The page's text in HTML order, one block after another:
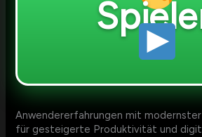
Anwendererfahrungen mit
für gesteigerte Produktivität und